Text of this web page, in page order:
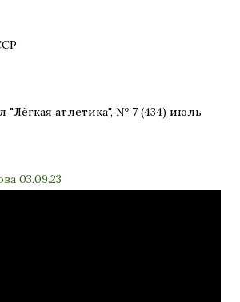
"Лёгкая атлетика", № 7 (434) июль
03.09.23